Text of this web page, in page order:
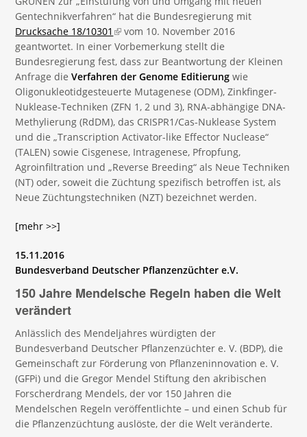
Gentechnikverfahren“ hat die Bundesregierung mit
Drucksache 18/10301 (link is external)
vom 10. November 2016
geantwortet. In einer Vorbemerkung stellt die
Bundesregierung fest, dass zur Beantwortung der Kleinen
Anfrage dieVerfahren der Genome Editierung wie
Oligonukleotidgesteuerte Mutagenese (ODM), Zinkfinger-
Nuklease-Techniken (ZFN 1, 2 und 3), RNA-abhängige DNA-
Methylierung (RdDM), das CRISPR1/Cas-Nuklease System
und die „Transcription Activator-like Effector Nuclease“
(TALEN) sowie Cisgenese, Intragenese, Pfropfung,
Agroinfiltration und „Reverse Breeding“ als Neue Techniken
(NT) oder, soweit die Züchtung spezifisch betroffen ist, als
Neue Züchtungstechniken (NZT) bezeichnet werden.
[mehr >>]
15.11.2016
Bundesverband Deutscher Pflanzenzüchter e.V.
150 Jahre Mendelsche Regeln haben die Welt
verändert
Anlässlich des Mendeljahres würdigten der
Bundesverband Deutscher Pflanzenzüchter e. V. (BDP), die
Gemeinschaft zur Förderung von Pflanzeninnovation e. V.
(GFPi) und die Gregor Mendel Stiftung den akribischen
Forscherdrang Mendels, der vor 150 Jahren die
Mendelschen Regeln veröffentlichte – und einen Schub für
die Pflanzenzüchtung auslöste, der die Welt veränderte.